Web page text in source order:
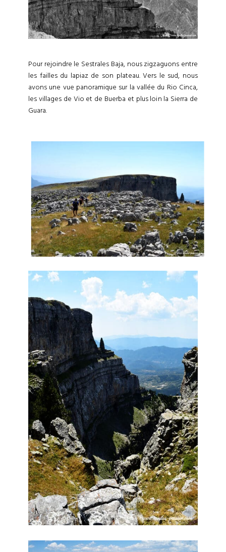
Pour rejoindre le Sestrales Baja, nous zigzaguons entre
les failles du lapiaz de son plateau. Vers le sud, nous
avons une vue panoramique sur la vallée du Rio Cinca,
les villages de Vio et de Buerba et plus loin la Sierra de
Guara.